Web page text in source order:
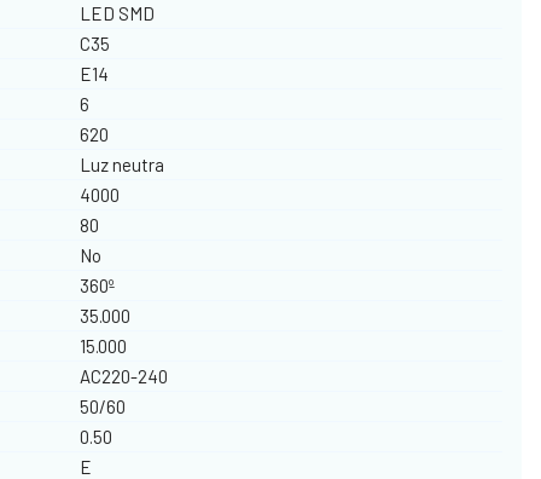
LED SMD
C35
E14
6
620
Luz neutra
4000
80
No
360º
35.000
15.000
AC220-240
50/60
0.50
E